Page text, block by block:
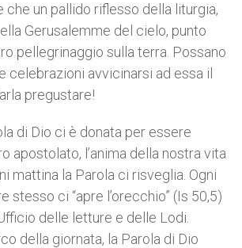
che un pallido riflesso della liturgia,
Gerusalemme del cielo, punto
pellegrinaggio sulla terra. Possano
celebrazioni avvicinarsi ad essa il
pregustare!
di Dio ci è donata per essere
apostolato, l’anima della nostra vita
mattina la Parola ci risveglia. Ogni
stesso ci “apre l’orecchio” (Is 50,5)
delle letture e delle Lodi.
della giornata, la Parola di Dio